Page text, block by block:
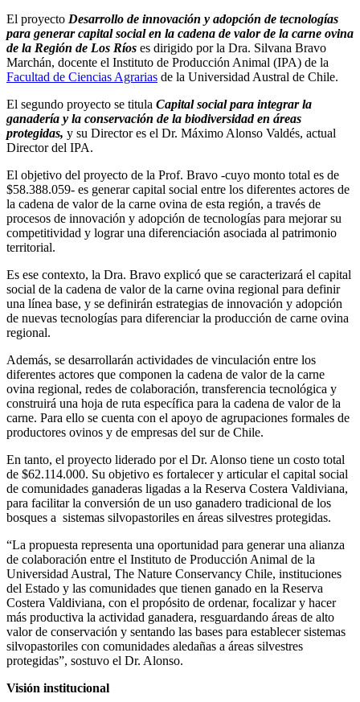
El proyecto Desarrollo de innovación y adopción de tecnologías
para generar capital social en la cadena de valor de la carne ovina
de la Región de Los Ríos es dirigido por la Dra. Silvana Bravo
Marchán, docente el Instituto de Producción Animal (IPA) de la
Facultad de Ciencias Agrarias de la Universidad Austral de Chile.
El segundo proyecto se titula Capital social para integrar la
ganadería y la conservación de la biodiversidad en áreas
protegidas, y su Director es el Dr. Máximo Alonso Valdés, actual
Director del IPA.
El objetivo del proyecto de la Prof. Bravo -cuyo monto total es de
$58.388.059- es generar capital social entre los diferentes actores de
la cadena de valor de la carne ovina de esta región, a través de
procesos de innovación y adopción de tecnologías para mejorar su
competitividad y lograr una diferenciación asociada al patrimonio
territorial.
Es ese contexto, la Dra. Bravo explicó que se caracterizará el capital
social de la cadena de valor de la carne ovina regional para definir
una línea base, y se definirán estrategias de innovación y adopción
de nuevas tecnologías para diferenciar la producción de carne ovina
regional.
Además, se desarrollarán actividades de vinculación entre los
diferentes actores que componen la cadena de valor de la carne
ovina regional, redes de colaboración, transferencia tecnológica y
construirá una hoja de ruta específica para la cadena de valor de la
carne. Para ello se cuenta con el apoyo de agrupaciones formales de
productores ovinos y de empresas del sur de Chile.
En tanto, el proyecto liderado por el Dr. Alonso tiene un costo total
de $62.114.000. Su objetivo es fortalecer y articular el capital social
de comunidades ganaderas ligadas a la Reserva Costera Valdiviana,
para facilitar la conversión de un uso ganadero tradicional de los
bosques a sistemas silvopastoriles en áreas silvestres protegidas.
“La propuesta representa una oportunidad para generar una alianza
de colaboración entre el Instituto de Producción Animal de la
Universidad Austral, The Nature Conservancy Chile, instituciones
del Estado y las comunidades que tienen ganado en la Reserva
Costera Valdiviana, con el propósito de ordenar, focalizar y hacer
más productiva la actividad ganadera, resguardando áreas de alto
valor de conservación y sentando las bases para establecer sistemas
silvopastoriles con comunidades aledañas a áreas silvestres
protegidas”, sostuvo el Dr. Alonso.
Visión institucional